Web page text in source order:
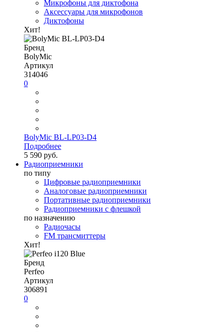
Микрофоны для диктофона
Аксессуары для микрофонов
Диктофоны
Хит!
Бренд
BolyMic
Артикул
314046
0
BolyMic BL-LP03-D4
Подробнее
5 590 руб.
Радиоприемники
по типу
Цифровые радиоприемники
Аналоговые радиоприемники
Портативные радиоприемники
Радиоприемники с флешкой
по назначению
Радиочасы
FM трансмиттеры
Хит!
Бренд
Perfeo
Артикул
306891
0